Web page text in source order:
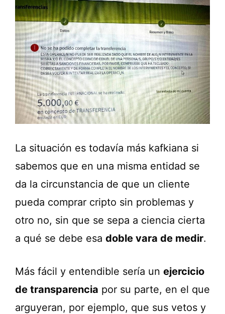
La situación es todavía más kafkiana si
sabemos que en una misma entidad se
da la circunstancia de que un cliente
pueda comprar cripto sin problemas y
otro no, sin que se sepa a ciencia cierta
a qué se debe esa doble vara de medir.
Más fácil y entendible sería un ejercicio
de transparencia por su parte, en el que
arguyeran, por ejemplo, que sus vetos y